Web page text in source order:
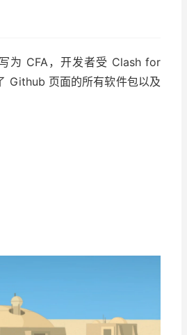
为 CFA，开发者受 Clash for
Github 页面的所有软件包以及